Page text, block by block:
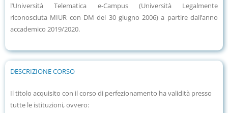
l’Università Telematica e-Campus (Università Legalmente
riconosciuta MIUR con DM del 30 giugno 2006) a partire dall’anno
accademico 2019/2020.
DESCRIZIONE CORSO
Il titolo acquisito con il corso di perfezionamento ha validità presso
tutte le istituzioni, ovvero: